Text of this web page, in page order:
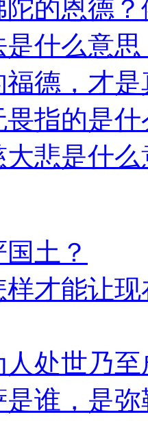
的恩德
什么意
福德，才
指的是什
悲是什
土？
才能让
人处世乃
是谁，是